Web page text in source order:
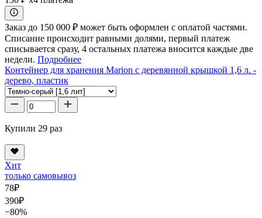
Заказ до 150 000 ₽ может быть оформлен с оплатой частями.
Списание происходит равными долями, первый платеж
списывается сразу, 4 остальных платежа вносится каждые две
недели. Подробнее
Контейнер для хранения Marion с деревянной крышкой 1,6 л. -
дерево, пластик
Купили 29 раз
Хит
только самовывоз
78₽
390₽
−80%